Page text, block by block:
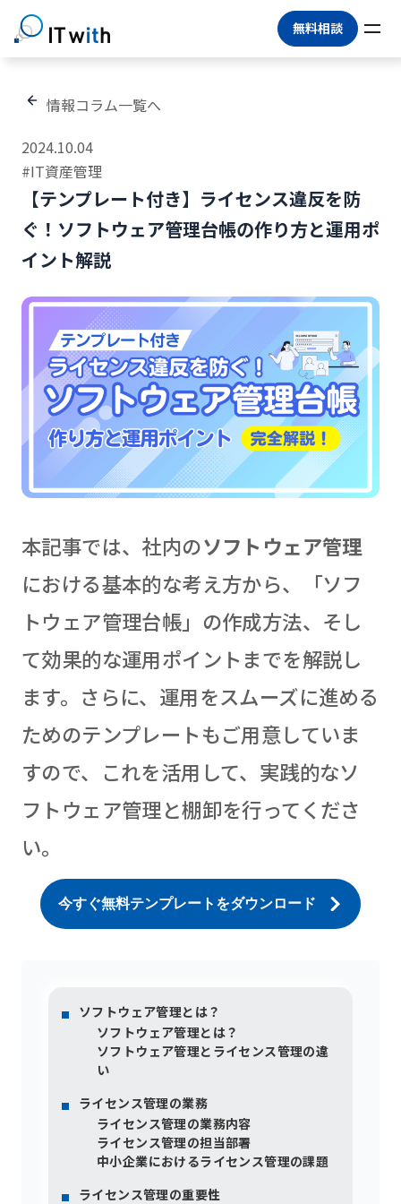
無料相談
情報コラム一覧へ
2024.10.04
#IT資産管理
【テンプレート付き】ライセンス違反を防
ぐ！ソフトウェア管理台帳の作り方と運用ポ
イント解説
本記事では、社内のソフトウェア管理
における基本的な考え方から、「ソフ
トウェア管理台帳」の作成方法、そし
て効果的な運用ポイントまでを解説し
ます。さらに、運用をスムーズに進める
ためのテンプレートもご用意していま
すので、これを活用して、実践的なソ
フトウェア管理と棚卸を行ってくださ
い。
今すぐ無料テンプレートをダウンロード
ソフトウェア管理とは？
ソフトウェア管理とは？
ソフトウェア管理とライセンス管理の違
い
ライセンス管理の業務
ライセンス管理の業務内容
ライセンス管理の担当部署
中小企業におけるライセンス管理の課題
ライセンス管理の重要性